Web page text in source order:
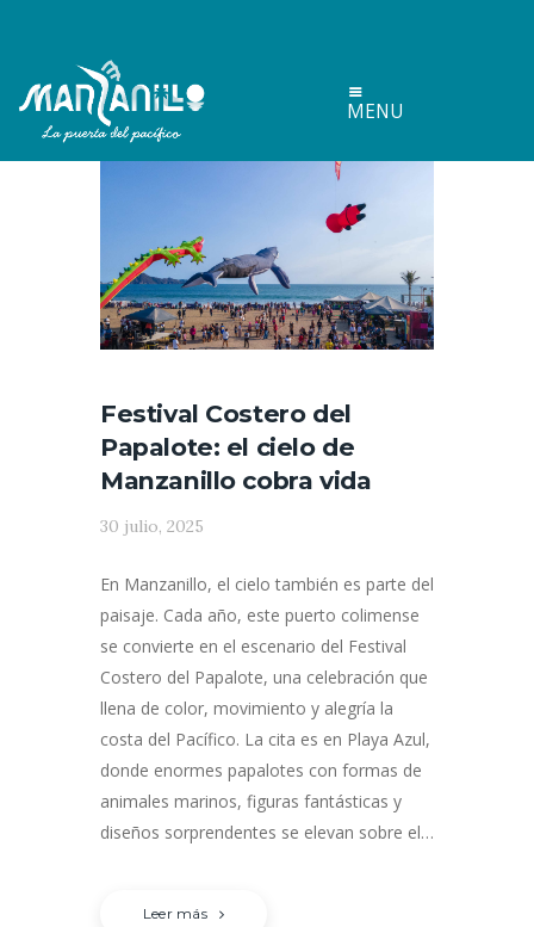
MENU
Festival Costero del
Papalote: el cielo de
Manzanillo cobra vida
30 julio, 2025
En Manzanillo, el cielo también es parte del
paisaje. Cada año, este puerto colimense
se convierte en el escenario del Festival
Costero del Papalote, una celebración que
llena de color, movimiento y alegría la
costa del Pacífico. La cita es en Playa Azul,
donde enormes papalotes con formas de
animales marinos, figuras fantásticas y
diseños sorprendentes se elevan sobre el…
Leer más